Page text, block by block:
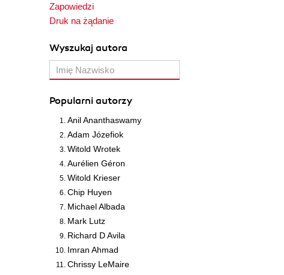
Zapowiedzi
Druk na żądanie
Wyszukaj autora
Popularni autorzy
Anil Ananthaswamy
Adam Józefiok
Witold Wrotek
Aurélien Géron
Witold Krieser
Chip Huyen
Michael Albada
Mark Lutz
Richard D Avila
Imran Ahmad
Chrissy LeMaire